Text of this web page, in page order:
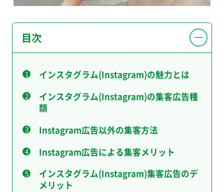
目次
インスタグラム(Instagram)の魅力とは
インスタグラム(Instagram)の集客広告種
類
Instagram広告以外の集客方法
Instagram広告による集客メリット
インスタグラム(Instagram)集客広告のデ
メリット